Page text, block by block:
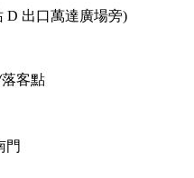
D 出口萬達廣場旁)
落客點
門